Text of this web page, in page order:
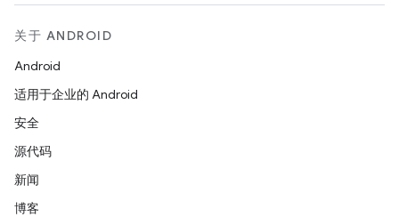
关于 ANDROID
Android
适用于企业的 Android
安全
源代码
新闻
博客